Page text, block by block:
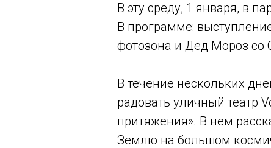
В эту среду, 1 января, в
В программе:
фотозона и Дед Мороз со
В течение нескольких
радовать уличный театр
притяжения». В нем
Землю на большом